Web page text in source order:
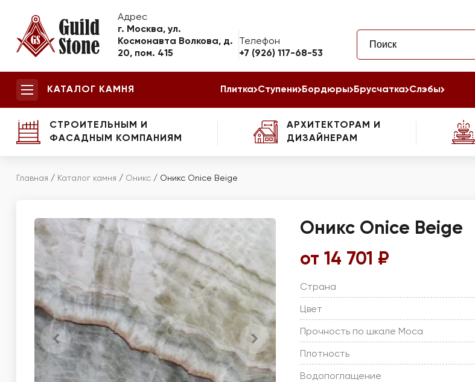
Адрес
г. Москва, ул.
Космонавта Волкова, д.
20, пом. 415
Телефон
+7 (926) 117-68-53
КАТАЛОГ КАМНЯ Плитка Ступени Бордюры Брусчатка Слэбы
СТРОИТЕЛЬНЫМ И
ФАСАДНЫМ КОМПАНИЯМ
АРХИТЕКТОРАМ И
ДИЗАЙНЕРАМ
Главная / Каталог камня / Оникс / Оникс Onice Beige
Оникс Onice Beige
от 14 701 ₽
Страна
Цвет
Прочность по шкале Моса
Плотность
Водопоглащение